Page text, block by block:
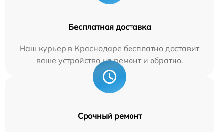
Бесплатная доставка
Наш курьер в Краснодаре бесплатно доставит
ваше устройство на ремонт и обратно.
Срочный ремонт